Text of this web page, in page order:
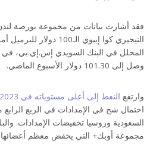
فقد أشارت بيانات من مجموعة بورصة
النيجيري كوا إيبوي
المحلل في البنك السويدي إس.إي.بي، في
وصل إلى 101.30 دولار الأسبوع الماضي.
وارتفع النفط إلى أعلى مستوياته في 2023
احتمال شح في الإمدادات في الربع
السعودية وروسيا تخفيضات الإمدادات.
مجموعة أوبك+ التي يخفض معظم أعضائها